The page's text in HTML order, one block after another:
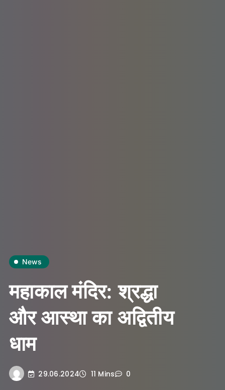
News
महाकाल मंदिर: श्रद्धा
और आस्था का अद्वितीय
धाम
29.06.2024 11 Mins 0